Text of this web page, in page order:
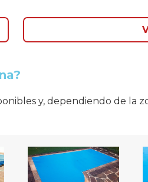
y, dependiendo de la